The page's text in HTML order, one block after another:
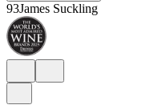
93James Suckling